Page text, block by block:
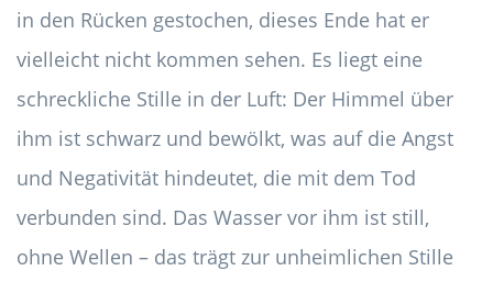
in den Rücken gestochen, dieses Ende hat er
vielleicht nicht kommen sehen. Es liegt eine
schreckliche Stille in der Luft: Der Himmel über
ihm ist schwarz und bewölkt, was auf die Angst
und Negativität hindeutet, die mit dem Tod
verbunden sind. Das Wasser vor ihm ist still,
ohne Wellen – das trägt zur unheimlichen Stille